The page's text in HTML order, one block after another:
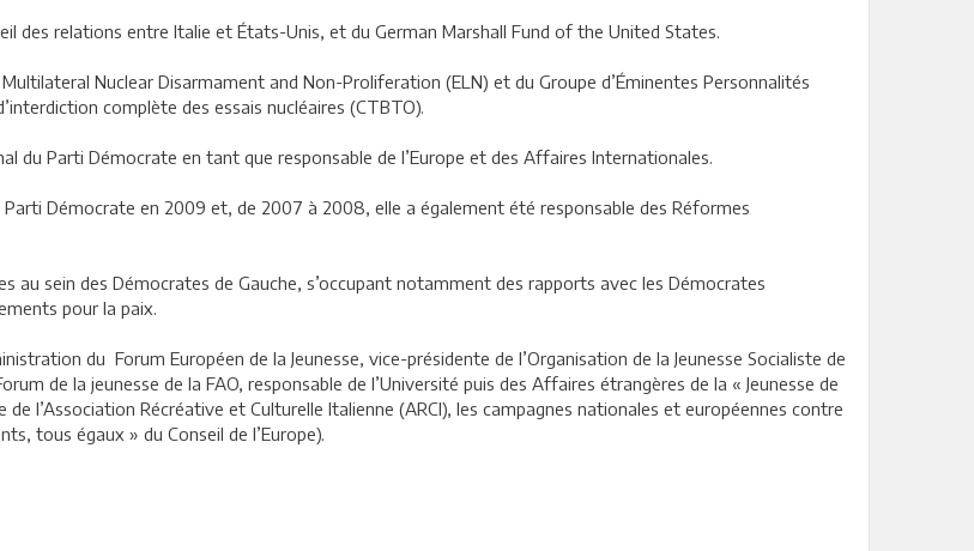
des relations entre Italie et États-Unis, et du German Marshall Fund of the United States.
Nuclear Disarmament and Non-Proliferation (ELN) et du Groupe d’Éminentes Personnalités
complète des essais nucléaires (CTBTO).
du Parti Démocrate en tant que responsable de l’Europe et des Affaires Internationales.
Démocrate en 2009 et, de 2007 à 2008, elle a également été responsable des Réformes
au sein des Démocrates de Gauche, s’occupant notamment des rapports avec les Démocrates
pour la paix.
du Forum Européen de la Jeunesse, vice-présidente de l’Organisation de la Jeunesse Socialiste de
de la jeunesse de la FAO, responsable de l’Université puis des Affaires étrangères de la « Jeunesse de
l’Association Récréative et Culturelle Italienne (ARCI), les campagnes nationales et européennes contre
tous égaux » du Conseil de l’Europe).